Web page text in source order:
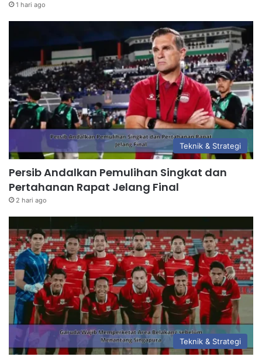
1 hari ago
Teknik & Strategi
Persib Andalkan Pemulihan Singkat dan
Pertahanan Rapat Jelang Final
2 hari ago
Teknik & Strategi